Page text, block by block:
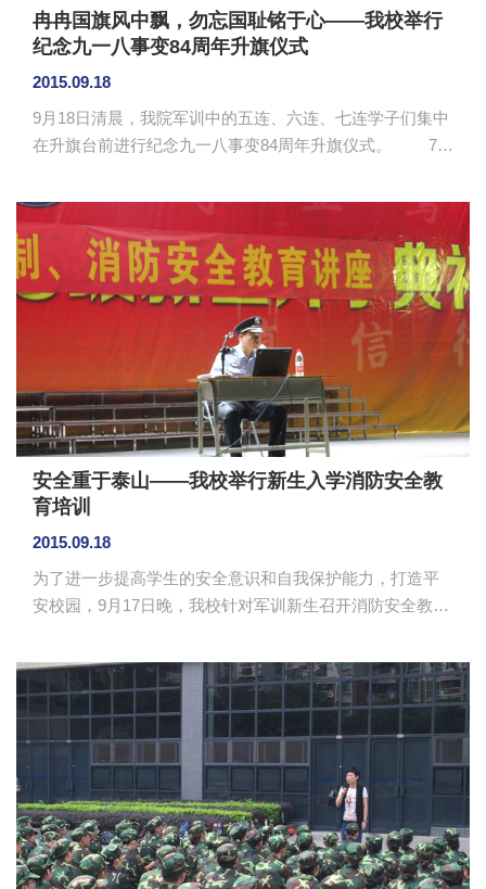
冉冉国旗风中飘，勿忘国耻铭于心——我校举行
纪念九一八事变84周年升旗仪式
2015.09.18
9月18日清晨，我院军训中的五连、六连、七连学子们集中
在升旗台前进行纪念九一八事变84周年升旗仪式。 7点
星红旗，向着升旗台走来。当国歌宏亮响起时，全体人员
向着国旗举起右手敬礼，目光随着国旗缓缓上升。随后，
外语系党总支书记徐超发表国旗下得讲话，阐述了九一八
事变的历史事件及意义。他指出，我们要牢记历史，勿忘
国耻，增强爱国主义情感，作为大学生，应当学习国学去
增强使命感，更要立德修身，报效祖国。 此次升旗仪式不
安全重于泰山——我校举行新生入学消防安全教
育培训
2015.09.18
为了进一步提高学生的安全意识和自我保护能力，打造平
安校园，9月17日晚，我校针对军训新生召开消防安全教育
中，他列举了往年在学校里容易发生的安全隐患，联系新
闻热点，以诈骗、盗窃、交通安全为主要特例提醒我校新
生在校内外均要提高警惕。在日常生活中提高自身安全防
范意识，并给新生提供了一些实操方法以便在危急情况下
使用。 此次活动让新生第一时间接受消防安全知识教
育，引起大学生对自身安全的重视，增强其安全意识与自
我防护能力，为打造平...